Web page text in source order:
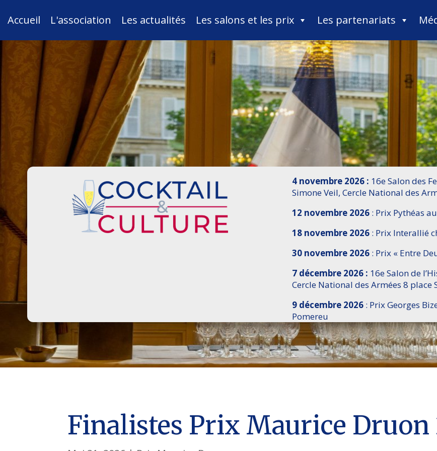
Accueil L'association Les actualités Les salons et les prix Les partenariats
4 novembre 2026 : 16e Salon des
Simone Veil, Cercle National des
12 novembre 2026: Prix Pythéas
18 novembre 2026: Prix Interallié
30 novembre 2026: Prix « Entre
7 décembre 2026 : 16e Salon de
Cercle National des Armées 8 place
9 décembre 2026: Prix Georges
Pomereu
Finalistes Prix Maurice Druon